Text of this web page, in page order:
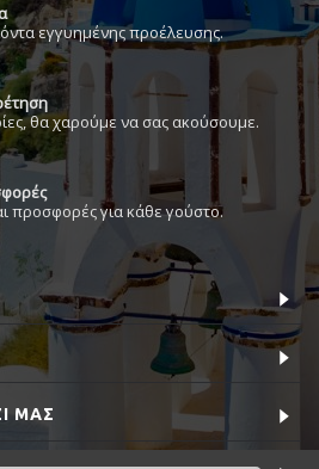
εγγυημένης προέλευσης.
θα χαρούμε να σας ακούσουμε.
προσφορές για κάθε γούστο.
ΜΑΣ